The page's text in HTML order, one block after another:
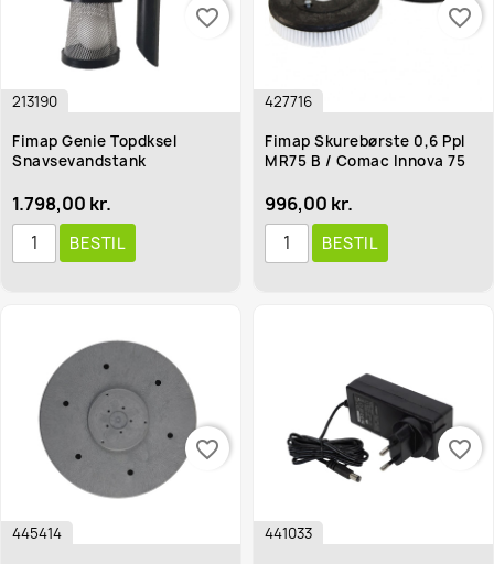
213190
Fimap Genie Topdksel
Snavsevandstank
1.798,00 kr.
BESTIL
favorite_border
427716
Fimap Skurebørste 0,6 Ppl
MR75 B / Comac Innova 75
996,00 kr.
BESTIL
favorite_border
445414
favorite_border
441033
favorite_border